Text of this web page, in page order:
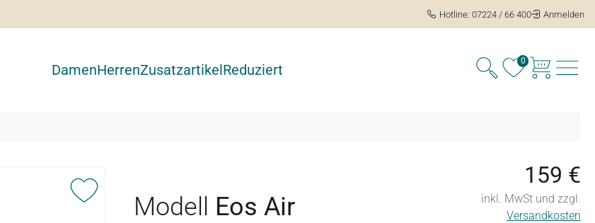
Hotline: 07224 / 66 400 Anmelden
DamenHerrenZusatzartikelReduziert
0
Modell Eos Air
159 €
inkl. MwSt und zzgl.
Versandkosten